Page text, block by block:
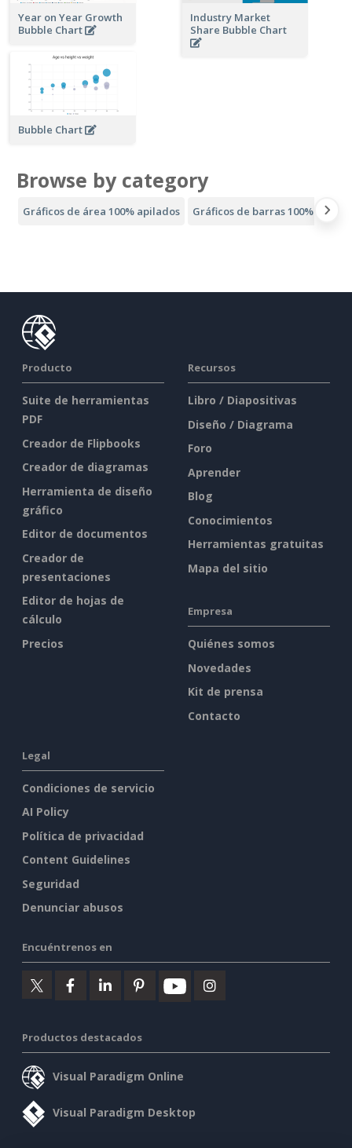
Year on Year Growth
Bubble Chart
Industry Market
Share Bubble Chart
Bubble Chart
Browse by category
Gráficos de área 100% apilados Gráficos de barras 100%
Producto
Suite de herramientas
PDF
Creador de Flipbooks
Creador de diagramas
Herramienta de diseño
gráfico
Editor de documentos
Creador de
presentaciones
Editor de hojas de
cálculo
Precios
Recursos
Libro / Diapositivas
Diseño / Diagrama
Foro
Aprender
Blog
Conocimientos
Herramientas gratuitas
Mapa del sitio
Empresa
Quiénes somos
Novedades
Kit de prensa
Contacto
Legal
Condiciones de servicio
AI Policy
Política de privacidad
Content Guidelines
Seguridad
Denunciar abusos
Encuéntrenos en
Productos destacados
Visual Paradigm Online
Visual Paradigm Desktop